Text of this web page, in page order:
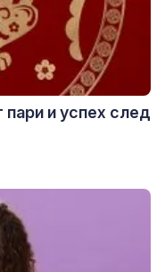
пари и успех след